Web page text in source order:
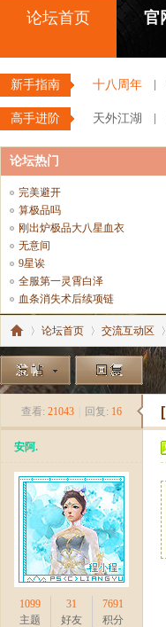
论坛首页 官
新手指南 十八周年
高手进阶 天外江湖
论坛热门
完美避开
算极品吗
刚出炉极品大八星血衣
无意间
9星诶
全服第一灵霄白泽
血条消失术后续项链
新
»
论坛首页
›
交流互动区
查看: 21043 回复: 16
安阿.
1099
主题
31
好友
7691
积分